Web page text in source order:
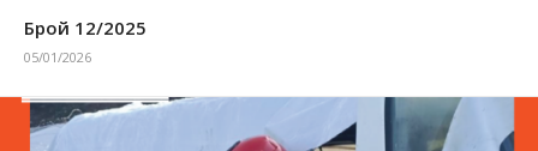
Брой 12/2025
05/01/2026